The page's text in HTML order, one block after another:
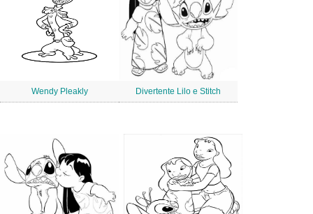
Wendy Pleakly Divertente Lilo e Stitch